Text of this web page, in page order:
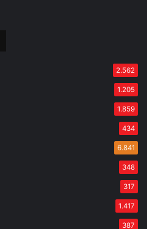
2.562
1.205
1.859
434
6.841
348
317
1.417
387